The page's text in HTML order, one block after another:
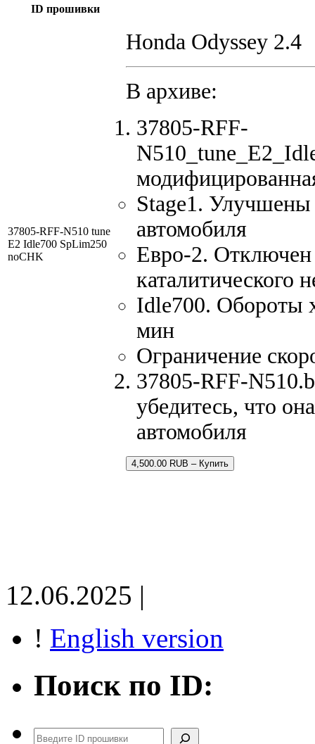
ID прошивки
37805-RFF-N510 tune
E2 Idle700 SpLim250
noCHK
Honda Odyssey 2.4
В архиве:
37805-RFF-
Stage1. Улучшены
автомобиля
Евро-2. Отключен
каталитического
Idle700. Обороты
мин
Ограничение
37805-RFF-
убедитесь, что
автомобиля
4,500.00 RUB – Купить
12.06.2025 |
! English version
Поиск по ID:
Поиск